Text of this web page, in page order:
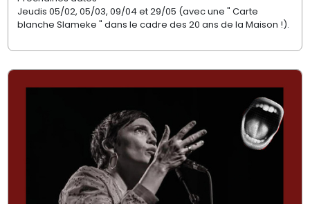
Jeudis 05/02, 05/03, 09/04 et 29/05 (avec une " Carte
blanche Slameke " dans le cadre des 20 ans de la Maison !).